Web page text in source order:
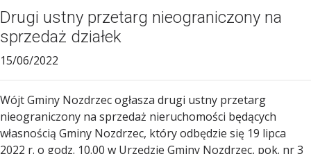
Drugi ustny przetarg nieograniczony na
sprzedaż działek
15/06/2022
Wójt Gminy Nozdrzec ogłasza drugi ustny przetarg
nieograniczony na sprzedaż nieruchomości będących
własnością Gminy Nozdrzec, który odbędzie się 19 lipca
2022 r. o godz. 10.00 w Urzędzie Gminy Nozdrzec, pok. nr 3